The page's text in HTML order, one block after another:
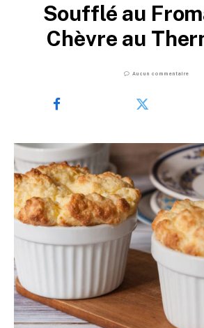
Soufflé au
Chèvre au
Aucun commentaire